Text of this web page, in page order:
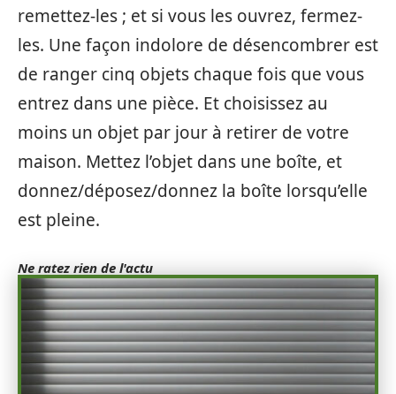
remettez-les ; et si vous les ouvrez, fermez-
les. Une façon indolore de désencombrer est
de ranger cinq objets chaque fois que vous
entrez dans une pièce. Et choisissez au
moins un objet par jour à retirer de votre
maison. Mettez l’objet dans une boîte, et
donnez/déposez/donnez la boîte lorsqu’elle
est pleine.
Ne ratez rien de l'actu